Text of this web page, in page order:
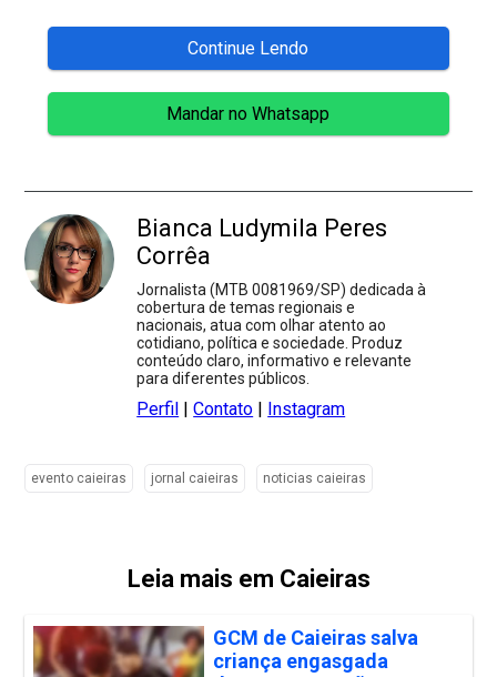
Continue Lendo
Mandar no Whatsapp
Bianca Ludymila Peres
Corrêa
Jornalista (MTB 0081969/SP) dedicada à
cobertura de temas regionais e
nacionais, atua com olhar atento ao
cotidiano, política e sociedade. Produz
conteúdo claro, informativo e relevante
para diferentes públicos.
Perfil |Contato Instagram
evento caieiras jornal caieiras noticias caieiras
Leia mais em Caieiras
GCM de Caieiras salva
criança engasgada